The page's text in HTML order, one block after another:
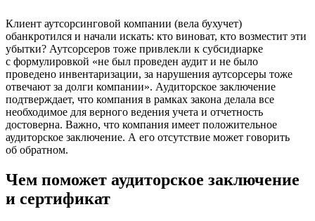
Клиент аутсорсинговой компании (вела бухучет)
обанкротился и начали искать: кто виноват, кто возместит эти
убытки? Аутсорсеров тоже привлекли к субсидиарке
с формулировкой «не был проведен аудит и не было
проведено инвентаризации, за нарушения аутсорсеры тоже
отвечают за долги компании». Аудиторское заключение
подтверждает, что компания в рамках закона делала все
необходимое для верного ведения учета и отчетность
достоверна. Важно, что компания имеет положительное
аудиторское заключение. А его отсутствие может говорить
об обратном.
Чем поможет аудиторское заключение
и сертификат